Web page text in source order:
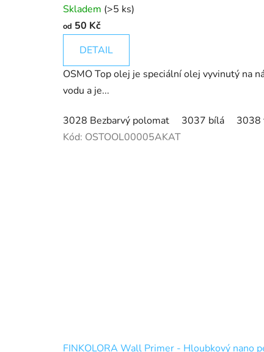
Skladem (>5 ks)
od 50 Kč
DETAIL
OSMO Top olej je speciální olej vyvinutý na
vodu a je...
3028 Bezbarvý polomat 3037 bílá 3038
Kód: OSTOOL00005AKAT
FINKOLORA Wall Primer - Hloubkový nano